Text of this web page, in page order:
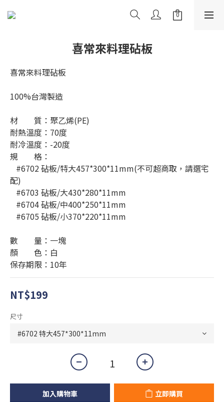
喜常來料理砧板
喜常來料理砧板
100%台灣製造
材        質：聚乙烯(PE)
耐熱溫度：70度
耐冷溫度：-20度
規        格：
配)
   #6703 砧板/大430*280*11mm
   #6704 砧板/中400*250*11mm
   #6705 砧板/小370*220*11mm
數        量：一塊
顏        色：白
保存期限：10年
NT$199
尺寸
加入購物車 立即購買